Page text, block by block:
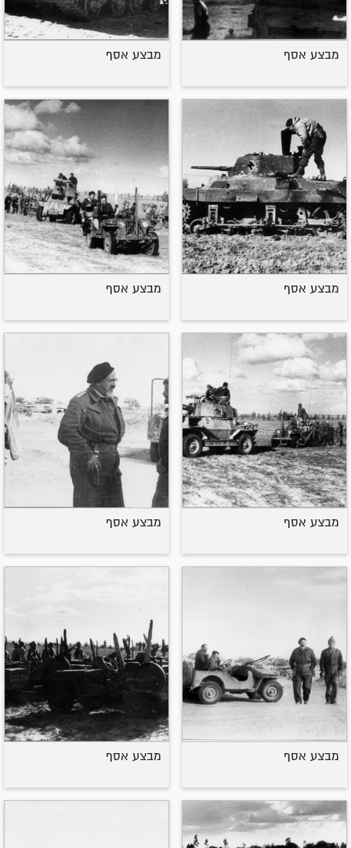
מבצע אסף מבצע אסף
מבצע אסף מבצע אסף
מבצע אסף מבצע אסף
מבצע אסף מבצע אסף